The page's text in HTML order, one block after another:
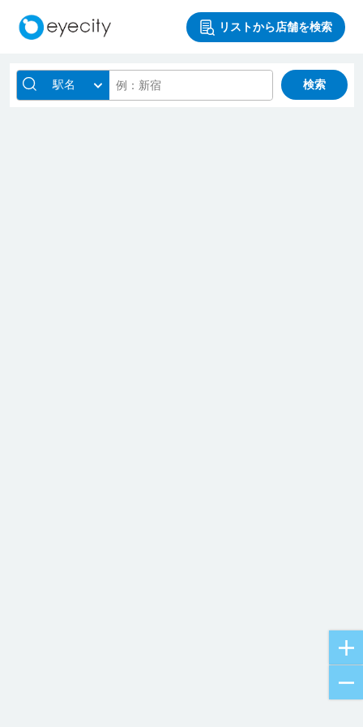
リストから店舗を検索
駅名 検索